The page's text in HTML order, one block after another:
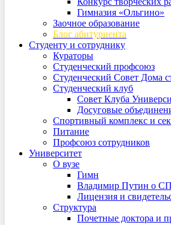
Гимназия «Ольгино»
Заочное образование
Блог абитуриента
Студенту и сотруднику
Кураторы
Студенческий профсоюз
Студенческий Совет Дома
Студенческий клуб
Совет Клуба
Досуговые
Спортивный комплекс и
Питание
Профсоюз сотрудников
Университет
О вузе
Гимн
Владимир Путин о
Лицензия и
Структура
Почетные доктора и